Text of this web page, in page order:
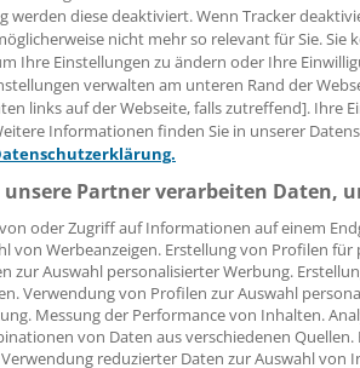
dass diese Stammzellen in
Dies sei ein wichtiger
oder neuwachsen zu lassen,
vorab).
Urologie
werden diese deaktiviert. Wenn Tracker
nicht mehr so relevant für Sie. Sie
Ihre Einstellungen zu ändern oder Ihre
verwalten am unteren Rand der
links auf der Webseite, falls zutreffend]. Ihre
Informationen finden Sie in unserer
Partner verarbeiten Daten,
oder Zugriff auf Informationen auf einem
von Werbeanzeigen. Erstellung von Profilen
zur Auswahl personalisierter Werbung.
Verwendung von Profilen zur Auswahl
Messung der Performance von Inhalten.
von Daten aus verschiedenen
reduzierter Daten zur Auswahl von